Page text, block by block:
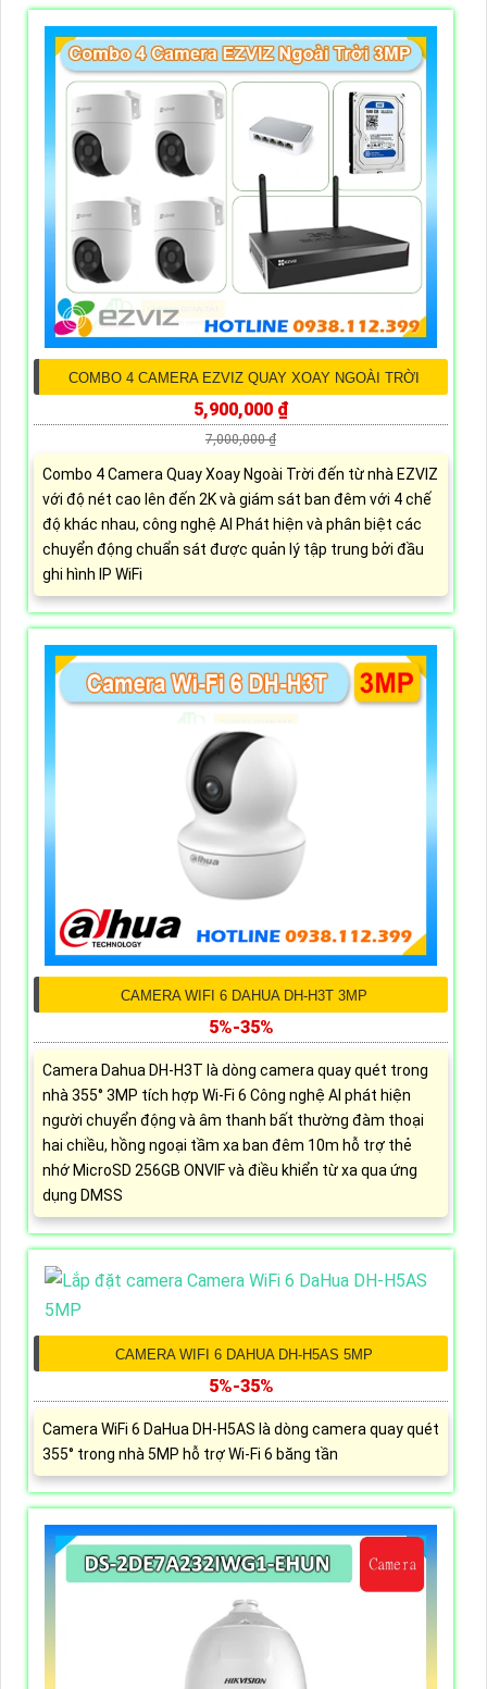
COMBO 4 CAMERA EZVIZ QUAY XOAY NGOÀI TRỜI
5,900,000 ₫
7,000,000 ₫
Combo 4 Camera Quay Xoay Ngoài Trời đến từ nhà EZVIZ
với độ nét cao lên đến 2K và giám sát ban đêm với 4 chế
độ khác nhau, công nghệ AI Phát hiện và phân biệt các
chuyển động chuẩn sát được quản lý tập trung bởi đầu
ghi hình IP WiFi
CAMERA WIFI 6 DAHUA DH-H3T 3MP
5%-35%
Camera Dahua DH-H3T là dòng camera quay quét trong
nhà 355° 3MP tích hợp Wi-Fi 6 Công nghệ AI phát hiện
người chuyển động và âm thanh bất thường đàm thoại
hai chiều, hồng ngoại tầm xa ban đêm 10m hỗ trợ thẻ
nhớ MicroSD 256GB ONVIF và điều khiển từ xa qua ứng
dụng DMSS
CAMERA WIFI 6 DAHUA DH-H5AS 5MP
5%-35%
Camera WiFi 6 DaHua DH-H5AS là dòng camera quay quét
355° trong nhà 5MP hỗ trợ Wi-Fi 6 băng tần